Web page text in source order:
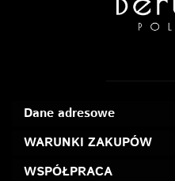
Dane adresowe
WARUNKI ZAKUPÓW
WSPÓŁPRACA